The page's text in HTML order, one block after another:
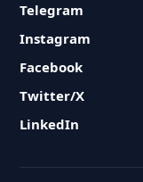
Telegram
Instagram
Facebook
Twitter/X
LinkedIn